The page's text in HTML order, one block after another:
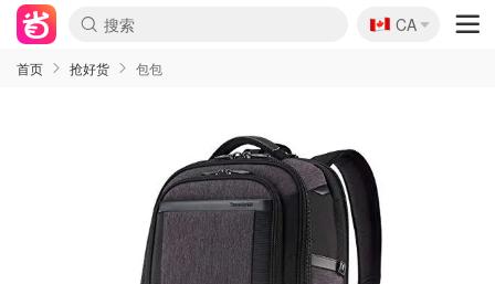
🇨🇦
CA
首页 抢好货 包包